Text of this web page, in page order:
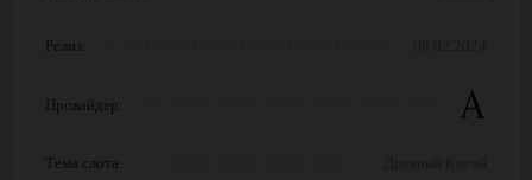
Релиз:
Провайдер:
Тема слота: